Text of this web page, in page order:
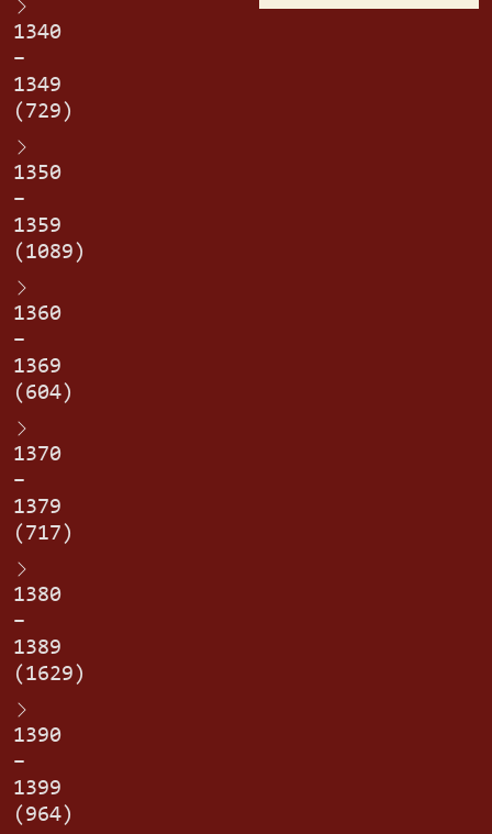
1340
–
1349
(729)
1350
–
1359
(1089)
1360
–
1369
(604)
1370
–
1379
(717)
1380
–
1389
(1629)
1390
–
1399
(964)